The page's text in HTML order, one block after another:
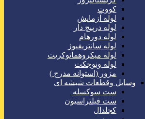
کووت
لوله آزمایش
لوله درپیچ دار
لوله دورهام
لوله سانتریفیوژ
لوله میکروهماتوکریت
لوله ونوجکت
مزور (استوانه مدرج )
وسایل وقطعات شیشه ای
ست سوکسله
ست فیلتراسیون
کجلدال